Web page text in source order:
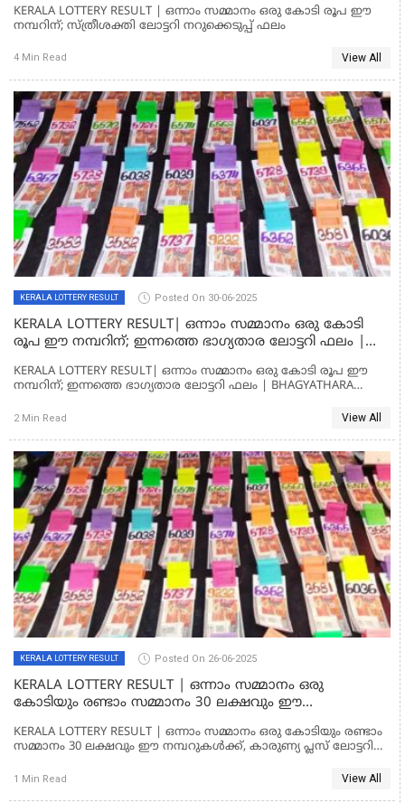
KERALA LOTTERY RESULT | ഒന്നാം സമ്മാനം ഒരു കോടി രൂപ ഈ
നമ്പറിന്; സ്ത്രീശക്തി ലോട്ടറി നറുക്കെടുപ്പ് ഫലം
4 Min Read View All
KERALA LOTTERY RESULT Posted On 30-06-2025
KERALA LOTTERY RESULT| ഒന്നാം സമ്മാനം ഒരു കോടി
രൂപ ഈ നമ്പറിന്; ഇന്നത്തെ ഭാഗ്യതാര ലോട്ടറി ഫലം |
KERALA LOTTERY RESULT| ഒന്നാം സമ്മാനം ഒരു കോടി രൂപ ഈ
നമ്പറിന്; ഇന്നത്തെ ഭാഗ്യതാര ലോട്ടറി ഫലം | BHAGYATHARA
2 Min Read View All
KERALA LOTTERY RESULT Posted On 26-06-2025
KERALA LOTTERY RESULT | ഒന്നാം സമ്മാനം ഒരു
കോടിയും രണ്ടാം സമ്മാനം 30 ലക്ഷവും ഈ
KERALA LOTTERY RESULT | ഒന്നാം സമ്മാനം ഒരു കോടിയും രണ്ടാം
സമ്മാനം 30 ലക്ഷവും ഈ നമ്പറുകൾക്ക്, കാരുണ്യ പ്ലസ് ലോട്ടറി
1 Min Read View All